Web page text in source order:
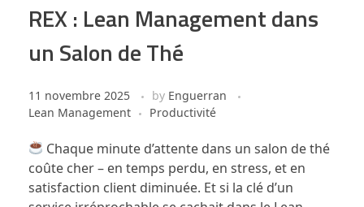
REX : Lean Management dans
un Salon de Thé
11 novembre 2025 by Enguerran
Lean Management
Productivité
Chaque minute d’attente dans un salon de thé
coûte cher – en temps perdu, en stress, et en
satisfaction client diminuée. Et si la clé d’un